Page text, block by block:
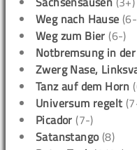
Weg nach Hause
Weg zum Bier (6-)
Notbremsung in
Zwerg Nase,
Tanz auf dem Horn
Universum regelt
Picador (7-)
Satanstango(8)